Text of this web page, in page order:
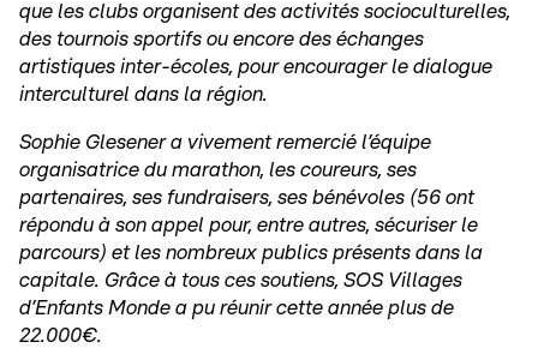
que les clubs organisent des activités socioculturelles,
des tournois sportifs ou encore des échanges
artistiques inter-écoles, pour encourager le dialogue
interculturel dans la région.
Sophie Glesener a vivement remercié l’équipe
organisatrice du marathon, les coureurs, ses
partenaires, ses fundraisers, ses bénévoles (56 ont
répondu à son appel pour, entre autres, sécuriser le
parcours) et les nombreux publics présents dans la
capitale. Grâce à tous ces soutiens, SOS Villages
d’Enfants Monde a pu réunir cette année plus de
22.000€.